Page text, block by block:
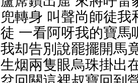
兜轉身 叫聲尚師徒
徒 一看阿呀我的寶馬
我却告別說罷擺開馬
生烟兩隻眼烏珠掛出